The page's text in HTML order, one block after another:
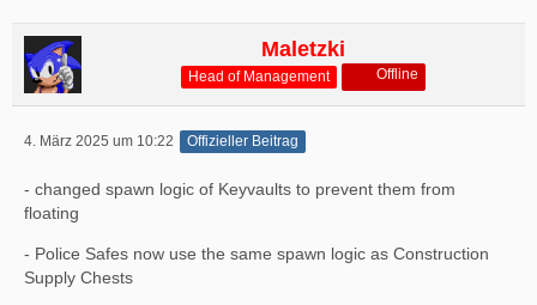
Maletzki
Head of Management Offline
4. März 2025 um 10:22 Offizieller Beitrag
- changed spawn logic of Keyvaults to prevent them from
floating
- Police Safes now use the same spawn logic as Construction
Supply Chests